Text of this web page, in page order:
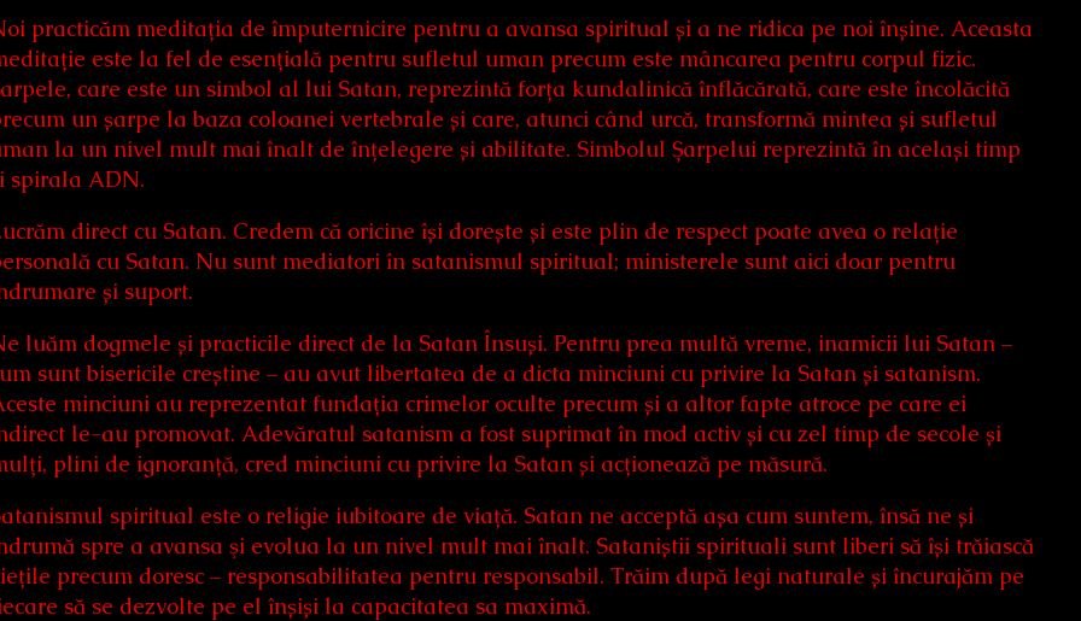
practicăm meditația de împuternicire pentru a avansa spiritual și a ne ridica pe noi înșine. Aceasta
este la fel de esențială pentru sufletul uman precum este mâncarea pentru corpul fizic.
care este un simbol al lui Satan, reprezintă forța kundalinică înflăcărată, care este încolăcită
un șarpe la baza coloanei vertebrale și care, atunci când urcă, transformă mintea și sufletul
la un nivel mult mai înalt de înțelegere și abilitate. Simbolul Șarpelui reprezintă în același timp
spirala ADN.
direct cu Satan. Credem că oricine își dorește și este plin de respect poate avea o relație
cu Satan. Nu sunt mediatori în satanismul spiritual; ministerele sunt aici doar pentru
și suport.
luăm dogmele și practicile direct de la Satan Însuși. Pentru prea multă vreme, inamicii lui Satan –
sunt bisericile creștine – au avut libertatea de a dicta minciuni cu privire la Satan și satanism.
minciuni au reprezentat fundația crimelor oculte precum și a altor fapte atroce pe care ei
le-au promovat. Adevăratul satanism a fost suprimat în mod activ și cu zel timp de secole și
plini de ignoranță, cred minciuni cu privire la Satan și acționează pe măsură.
spiritual este o religie iubitoare de viață. Satan ne acceptă așa cum suntem, însă ne și
spre a avansa şi evolua la un nivel mult mai înalt. Sataniștii spirituali sunt liberi să își trăiască
precum doresc – responsabilitatea pentru responsabil. Trăim după legi naturale și încurajăm pe
să se dezvolte pe el înșiși la capacitatea sa maximă.